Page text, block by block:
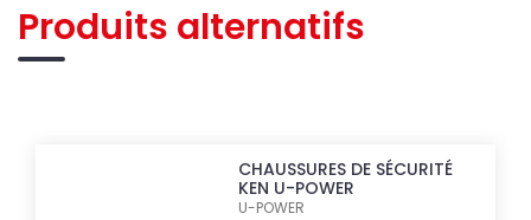
Produits alternatifs
CHAUSSURES DE SÉCURITÉ
KEN U-POWER
U-POWER